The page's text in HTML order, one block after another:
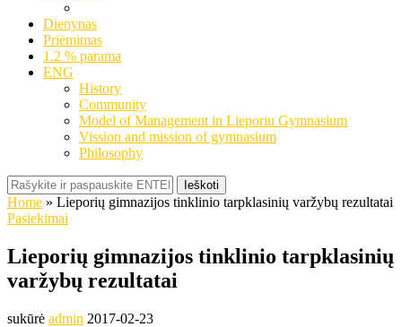
Dienynas
Priėmimas
1.2 % parama
ENG
History
Community
Model of Management in Lieporiu Gymnasium
Vission and mission of gymnasium
Philosophy
Ieškoti
Home » Lieporių gimnazijos tinklinio tarpklasinių varžybų rezultatai
Pasiekimai
Lieporių gimnazijos tinklinio tarpklasinių
varžybų rezultatai
sukūrė admin 2017-02-23